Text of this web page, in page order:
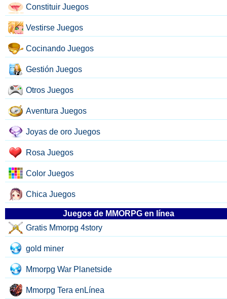
Constituir Juegos
Vestirse Juegos
Cocinando Juegos
Gestión Juegos
Otros Juegos
Aventura Juegos
Joyas de oro Juegos
Rosa Juegos
Color Juegos
Chica Juegos
Juegos de MMORPG en línea
Gratis Mmorpg 4story
gold miner
Mmorpg War Planetside
Mmorpg Tera enLínea